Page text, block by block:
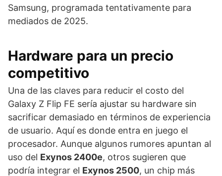
Samsung, programada tentativamente para
mediados de 2025.
Hardware para un precio
competitivo
Una de las claves para reducir el costo del
Galaxy Z Flip FE sería ajustar su hardware sin
sacrificar demasiado en términos de experiencia
de usuario. Aquí es donde entra en juego el
procesador. Aunque algunos rumores apuntan al
uso del Exynos 2400e, otros sugieren que
podría integrar el Exynos 2500, un chip más